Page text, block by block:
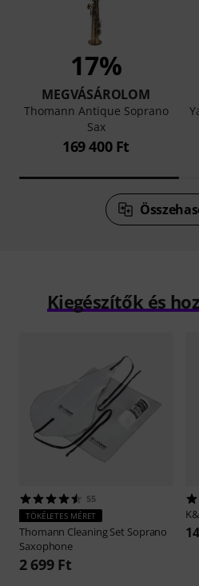
17%
MEGVÁSÁROLOM
Thomann Antique Soprano
Sax
169 400 Ft
Kiegészítők és
55
TÖKÉLETES MÉRET
Thomann Cleaning Set Soprano
Saxophone
2 699 Ft